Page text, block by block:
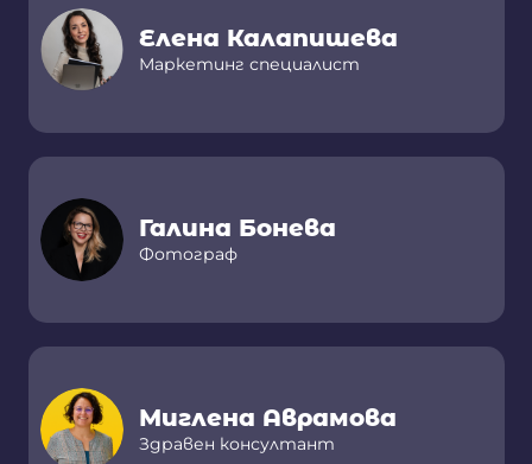
Елена Калапишева
Маркетинг специалист
Галина Бонева
Фотограф
Миглена Аврамова
Здравен консултант